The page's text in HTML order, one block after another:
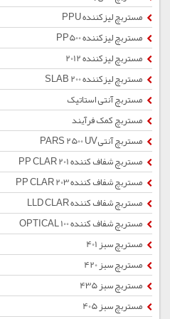
مستربچ لیزکننده PPU
مستربچ لیزکننده PP500
مستربچ لیزکننده 2012
مستربچ لیزکننده SLAB 200
مستربچ آنتی استاتیک
مستربچ کمک فرآیند
مستربچ آنتیPARS 2500 UV
مستربچ شفاف کننده PP CLAR 201
مستربچ شفاف کننده PP CLAR 203
مستربچ شفاف کننده LLD CLAR
مستربچ شفاف کننده OPTICAL 100
مستربچ سبز 401
مستربچ سبز 420
مستربچ سبز 435
مستربچ سبز 405